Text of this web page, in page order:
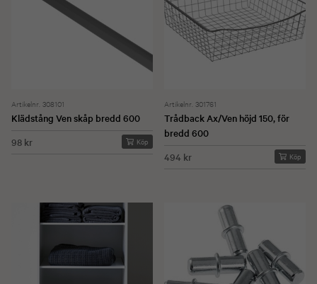
Artikelnr. 308101
Klädstång Ven skåp bredd 600
98 kr
Köp
Artikelnr. 301761
Trådback Ax/Ven höjd 150, för
bredd 600
494 kr
Köp